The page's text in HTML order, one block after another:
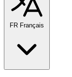
FR Français